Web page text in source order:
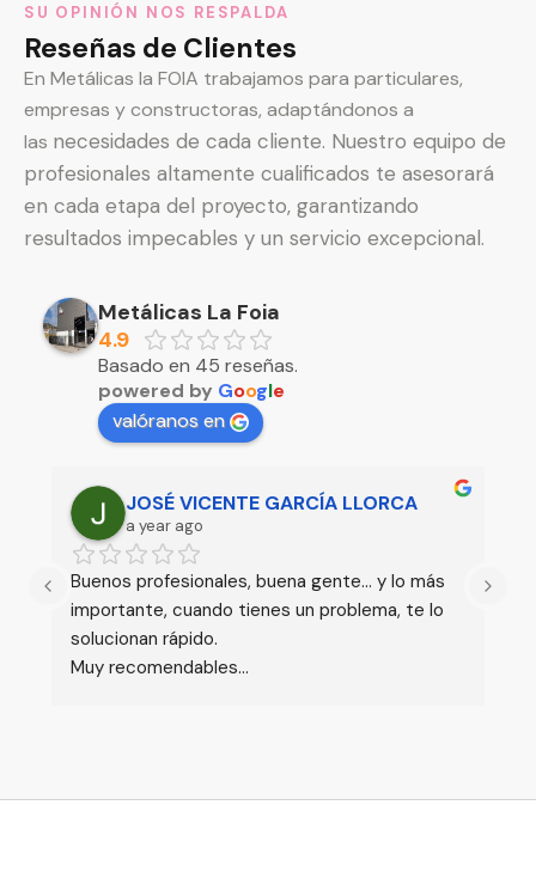
SU OPINIÓN NOS RESPALDA
Reseñas de Clientes
En Metálicas la FOIA trabajamos para particulares,
empresas y constructoras, adaptándonos a
las necesidades de cada cliente. Nuestro equipo de
profesionales altamente cualificados te asesorará
en cada etapa del proyecto, garantizando
resultados impecables y un servicio excepcional.
Metálicas La Foia
4.9
Basado en 45 reseñas.
powered by Google
valóranos en
Manuelg Rando
a year ago
Excelente servicio y un gran trato al cliente